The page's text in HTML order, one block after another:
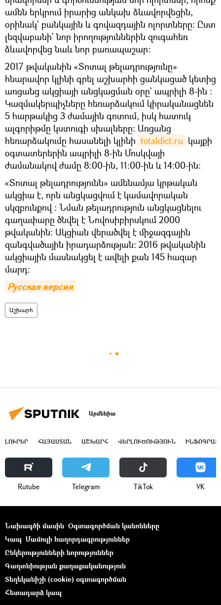
ամեն երկրում իրարից անկախ ձևավորվեցին,
օրինակ` բանկային և գովազդային ոլորտները։ Ըստ
լեզվաբանի` նոր իրողություններին զուգահեռ
ձևավորվեց նաև նոր բառապաշար։
2017 թվականին «Տոտալ թելադրությունը»
հնարավոր կլինի գրել աշխարհի ցանկացած կետից
առցանց ակցիայի անցկացման օրը` ապրիլի 8-ին ։
Կազմակերպիչները հեռարձակում կիրականացնեն
5 հարթակից 3 ժամային գոտում, իսկ հատուկ
ալգորիթմը կստուգի սխալները։ Առցանց
հեռարձակումը հասանելի կլինի totaldict.ru կայքի
օգտատերերին ապրիլի 8-ին Մոսկվայի
ժամանակով ժամը 8:00-ին, 11:00-ին և 14:00-ին։
«Տոտալ թելադրությունն» ամենամյա կրթական
ակցիա է, որն անցկացվում է կամավորական
սկզբունքով ։ Նման թելադրություն անցկացնելու
գաղափարը ծնվել է Նովոսիբիրսկում 2000
թվականին։ Ակցիան վերածվել է միջազգային
զանգվածային իրադարձության։ 2016 թվականին
ակցիային մասնակցել է ավելի քան 145 հազար
մարդ։
Русская версия
Աշխարհ
Արմենիա
ԼՈՒՐԵՐ ՀԱՅԱՍՏԱՆ ԱՇԽԱՐՀ ՎԵՐԼՈՒԾՈՒԹՅՈՒՆ
Rutube Telegram ТikТоk VK
Նախագծի մասին Օգտագործման կանոնները
Կապ Մամուլի հաղորդագրություններ
Ընկերությունների նորություններ
Գաղտնիության քաղաքականություն
Տեղեկանիշի (cookie) օգտագործման
Հետադարձ կապ